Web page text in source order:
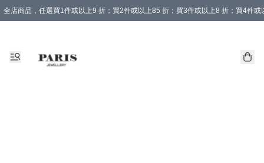
全店商品，任選買1件或以上9 折；買2件或以上85 折；買3件或以上8 折；買4件或